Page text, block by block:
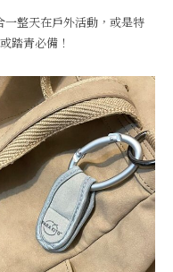
一整天在戶外活動，或是特
踏青必備！